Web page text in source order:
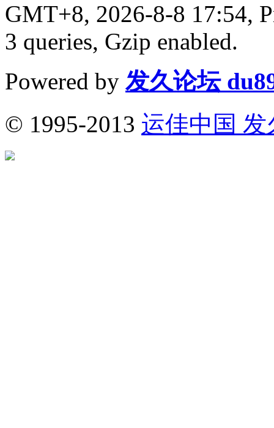
GMT+8, 2026-8-8 17:54,
3 queries, Gzip enabled.
Powered by 发久论坛
© 1995-2013 运佳中国 发